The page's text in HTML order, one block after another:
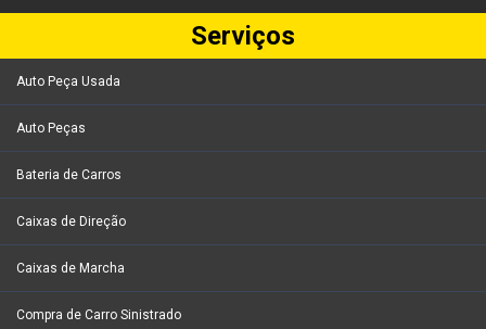
Serviços
Auto Peça Usada
Auto Peças
Bateria de Carros
Caixas de Direção
Caixas de Marcha
Compra de Carro Sinistrado